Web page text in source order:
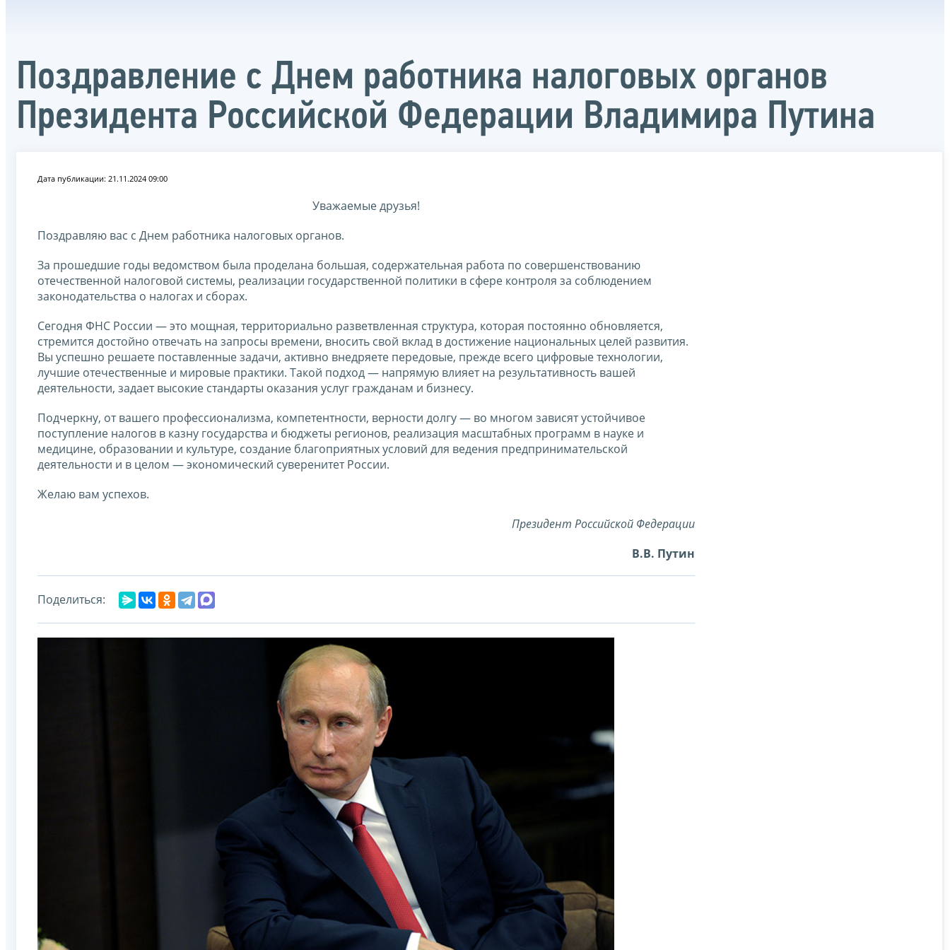
Поздравление с Днем работника налоговых органов
Президента Российской Федерации Владимира Путина
Дата публикации: 21.11.2024 09:00
Уважаемые друзья!
Поздравляю вас с Днем работника налоговых органов.
За прошедшие годы ведомством была проделана большая, содержательная работа по совершенствованию
отечественной налоговой системы, реализации государственной политики в сфере контроля за соблюдением
законодательства о налогах и сборах.
Сегодня ФНС России — это мощная, территориально разветвленная структура, которая постоянно обновляется,
стремится достойно отвечать на запросы времени, вносить свой вклад в достижение национальных целей развития.
Вы успешно решаете поставленные задачи, активно внедряете передовые, прежде всего цифровые технологии,
лучшие отечественные и мировые практики. Такой подход — напрямую влияет на результативность вашей
деятельности, задает высокие стандарты оказания услуг гражданам и бизнесу.
Подчеркну, от вашего профессионализма, компетентности, верности долгу — во многом зависят устойчивое
поступление налогов в казну государства и бюджеты регионов, реализация масштабных программ в науке и
медицине, образовании и культуре, создание благоприятных условий для ведения предпринимательской
деятельности и в целом — экономический суверенитет России.
Желаю вам успехов.
Президент Российской Федерации
В.В. Путин
Поделиться: